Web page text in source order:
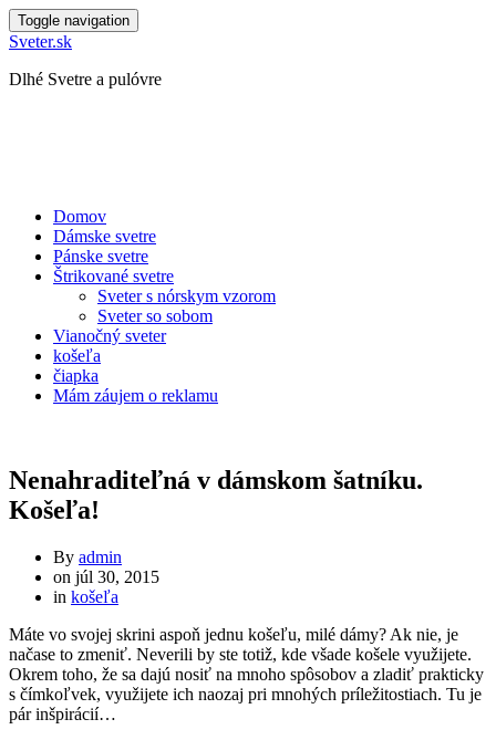
Toggle navigation
Sveter.sk
Dlhé Svetre a pulóvre
Domov
Dámske svetre
Pánske svetre
Štrikované svetre
Sveter s nórskym vzorom
Sveter so sobom
Vianočný sveter
košeľa
čiapka
Mám záujem o reklamu
Nenahraditeľná v dámskom šatníku.
Košeľa!
By admin
on júl 30, 2015
in košeľa
Máte vo svojej skrini aspoň jednu košeľu, milé dámy? Ak nie, je
načase to zmeniť. Neverili by ste totiž, kde všade košele využijete.
Okrem toho, že sa dajú nosiť na mnoho spôsobov a zladiť prakticky
s čímkoľvek, využijete ich naozaj pri mnohých príležitostiach. Tu je
pár inšpirácií…